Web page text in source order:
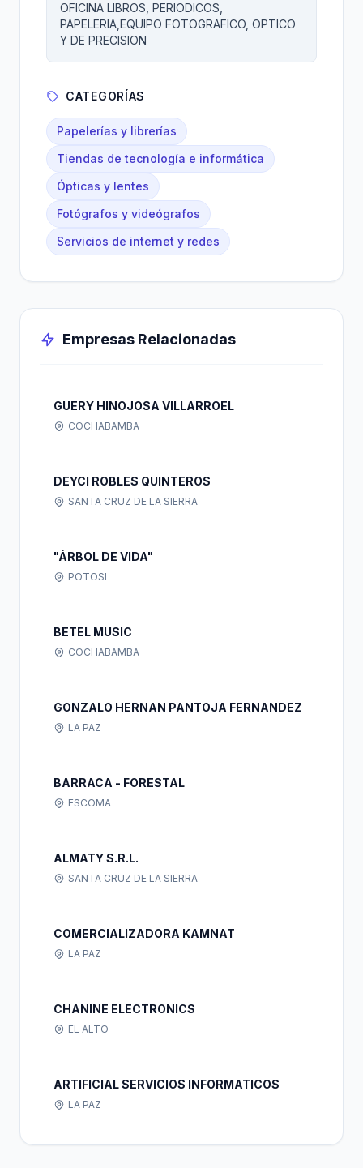
OFICINA LIBROS, PERIODICOS,
PAPELERIA,EQUIPO FOTOGRAFICO, OPTICO
Y DE PRECISION
CATEGORÍAS
Papelerías y librerías
Tiendas de tecnología e informática
Ópticas y lentes
Fotógrafos y videógrafos
Servicios de internet y redes
Empresas Relacionadas
GUERY HINOJOSA VILLARROEL
COCHABAMBA
DEYCI ROBLES QUINTEROS
SANTA CRUZ DE LA SIERRA
"ÁRBOL DE VIDA"
POTOSI
BETEL MUSIC
COCHABAMBA
GONZALO HERNAN PANTOJA FERNANDEZ
LA PAZ
BARRACA - FORESTAL
ESCOMA
ALMATY S.R.L.
SANTA CRUZ DE LA SIERRA
COMERCIALIZADORA KAMNAT
LA PAZ
CHANINE ELECTRONICS
EL ALTO
ARTIFICIAL SERVICIOS INFORMATICOS
LA PAZ